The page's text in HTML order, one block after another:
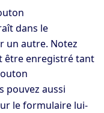
dans le
un autre. Notez
être enregistré tant
pouvez aussi
le formulaire lui-